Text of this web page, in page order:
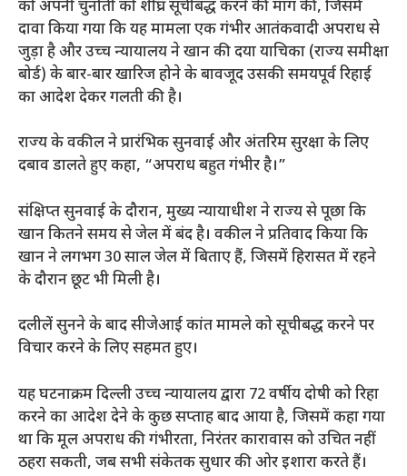
को अपनी चुनौती को शीघ्र सूचीबद्ध करने की मांग की, जिसमें
दावा किया गया कि यह मामला एक गंभीर आतंकवादी अपराध से
जुड़ा है और उच्च न्यायालय ने खान की दया याचिका (राज्य समीक्षा
बोर्ड) के बार-बार खारिज होने के बावजूद उसकी समयपूर्व रिहाई
का आदेश देकर गलती की है।
राज्य के वकील ने प्रारंभिक सुनवाई और अंतरिम सुरक्षा के लिए
दबाव डालते हुए कहा, “अपराध बहुत गंभीर है।”
संक्षिप्त सुनवाई के दौरान, मुख्य न्यायाधीश ने राज्य से पूछा कि
खान कितने समय से जेल में बंद है। वकील ने प्रतिवाद किया कि
खान ने लगभग 30 साल जेल में बिताए हैं, जिसमें हिरासत में रहने
के दौरान छूट भी मिली है।
दलीलें सुनने के बाद सीजेआई कांत मामले को सूचीबद्ध करने पर
विचार करने के लिए सहमत हुए।
यह घटनाक्रम दिल्ली उच्च न्यायालय द्वारा 72 वर्षीय दोषी को रिहा
करने का आदेश देने के कुछ सप्ताह बाद आया है, जिसमें कहा गया
था कि मूल अपराध की गंभीरता, निरंतर कारावास को उचित नहीं
ठहरा सकती, जब सभी संकेतक सुधार की ओर इशारा करते हैं।